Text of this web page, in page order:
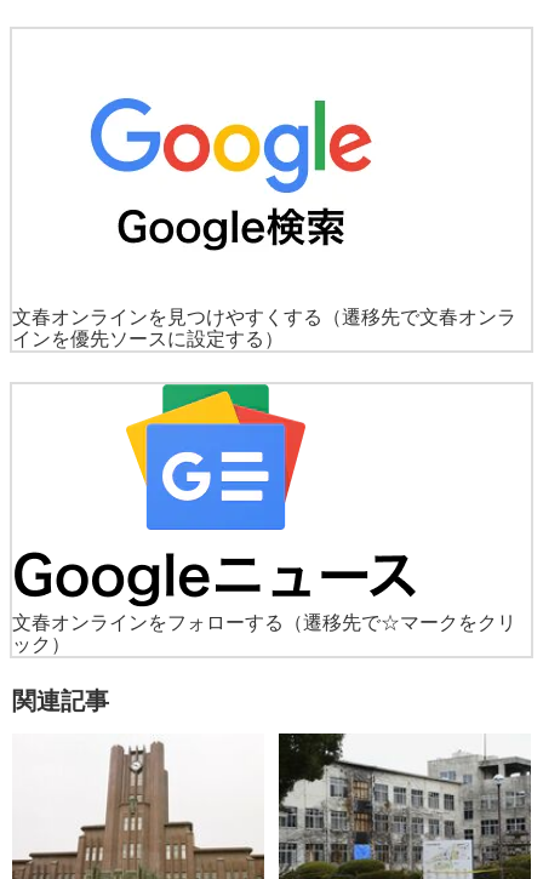
文春オンラインを見つけやすくする
（遷移先で文春オンラ
インを優先ソースに設定する）
文春オンラインをフォローする
（遷移先で☆マークをクリ
ック）
関連記事